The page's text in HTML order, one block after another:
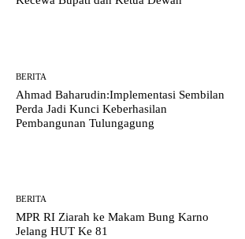
BERITA
Ahmad Baharudin:Implementasi Sembilan
Perda Jadi Kunci Keberhasilan
Pembangunan Tulungagung
BERITA
MPR RI Ziarah ke Makam Bung Karno
Jelang HUT Ke 81